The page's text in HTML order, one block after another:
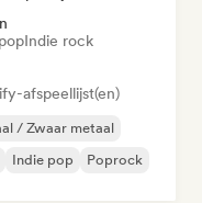
Indie rock
afspeellijst(en)
/ Zwaar metaal
Indie pop Poprock